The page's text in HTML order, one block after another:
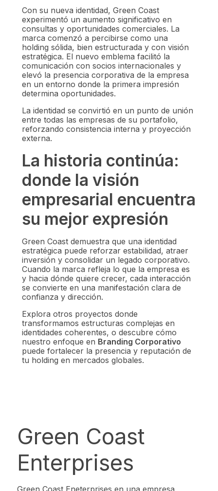
Con su nueva identidad, Green Coast
experimentó un aumento significativo en
consultas y oportunidades comerciales. La
marca comenzó a percibirse como una
holding sólida, bien estructurada y con visión
estratégica. El nuevo emblema facilitó la
comunicación con socios internacionales y
elevó la presencia corporativa de la empresa
en un entorno donde la primera impresión
determina oportunidades.
La identidad se convirtió en un punto de unión
entre todas las empresas de su portafolio,
reforzando consistencia interna y proyección
externa.
La historia continúa:
donde la visión
empresarial encuentra
su mejor expresión
Green Coast demuestra que una identidad
estratégica puede reforzar estabilidad, atraer
inversión y consolidar un legado corporativo.
Cuando la marca refleja lo que la empresa es
y hacia dónde quiere crecer, cada interacción
se convierte en una manifestación clara de
confianza y dirección.
Explora otros proyectos donde
transformamos estructuras complejas en
identidades coherentes, o descubre cómo
nuestro enfoque en Branding Corporativo
puede fortalecer la presencia y reputación de
tu holding en mercados globales.
Green Coast
Enterprises